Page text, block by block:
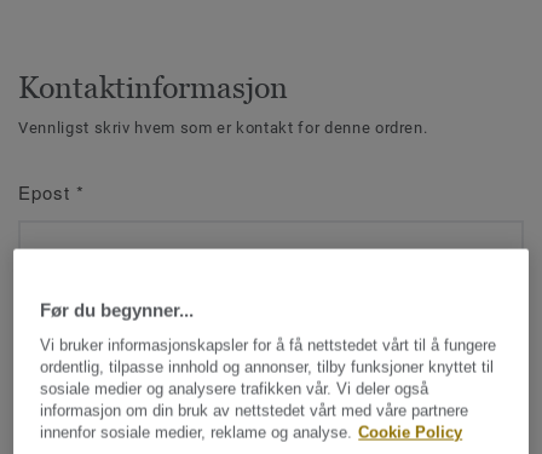
Kontaktinformasjon
Vennligst skriv hvem som er kontakt for denne ordren.
Epost *
Navn*
Før du begynner...
Vi bruker informasjonskapsler for å få nettstedet vårt til å fungere
ordentlig, tilpasse innhold og annonser, tilby funksjoner knyttet til
sosiale medier og analysere trafikken vår. Vi deler også
informasjon om din bruk av nettstedet vårt med våre partnere
innenfor sosiale medier, reklame og analyse. Cookie Policy